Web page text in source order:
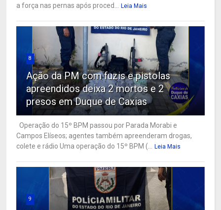
a força nas pernas após proced...
Leia Mais
8
Ação da PM com fuzis e pistolas
apreendidos deixa 2 mortos e 2
presos em Duque de Caxias
Operação do 15º BPM passou por Parada Morabi e
Campos Elíseos; agentes também apreenderam drogas,
colete e rádio Uma operação do 15º BPM (...
Leia Mais
9